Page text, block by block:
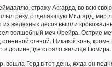
стражу Асгарда, во всю свою
реку, отделяющую Мидгард,
железных лесов вышли
волшебный меч Фрейра. Острие
стеной. Никакой конь, кроме
в долине, где стояло жилище Гюмира.
вошла Герд в тот день, когда он